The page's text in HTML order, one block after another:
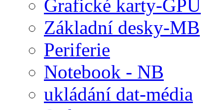
Grafické karty-GPU
Základní desky-MB
Periferie
Notebook - NB
ukládání dat-média